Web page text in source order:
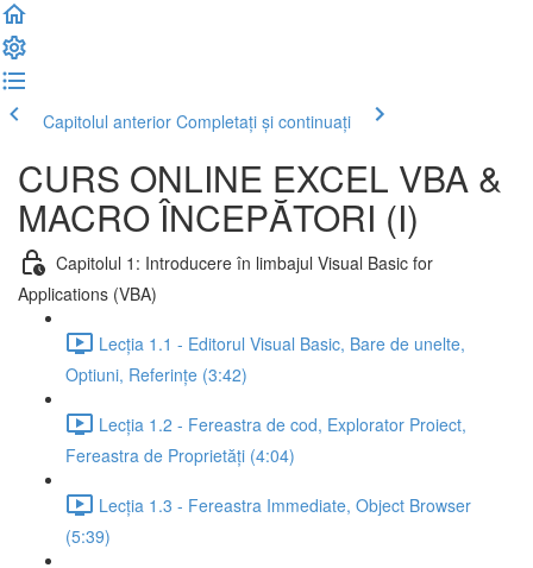
Capitolul anterior Completați și continuați
CURS ONLINE EXCEL VBA &
MACRO ÎNCEPĂTORI (I)
Capitolul 1: Introducere în limbajul Visual Basic for
Applications (VBA)
Lecția 1.1 - Editorul Visual Basic, Bare de unelte,
Optiuni, Referințe (3:42)
Lecția 1.2 - Fereastra de cod, Explorator Proiect,
Fereastra de Proprietăți (4:04)
Lecția 1.3 - Fereastra Immediate, Object Browser
(5:39)